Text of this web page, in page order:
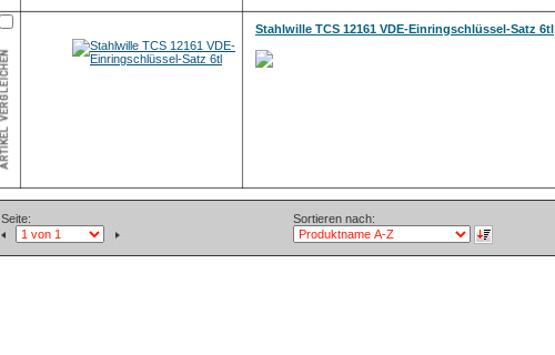
Stahlwille TCS 12161 VDE-Einringschlüssel-Satz 6tl
Seite: Sortieren nach: